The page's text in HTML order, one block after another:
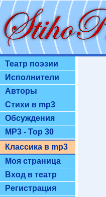
Театр поэзии
Исполнители
Авторы
Стихи в mp3
Обсуждения
MP3 - Top 30
Классика в mp3
Моя страница
Вход в театр
Регистрация